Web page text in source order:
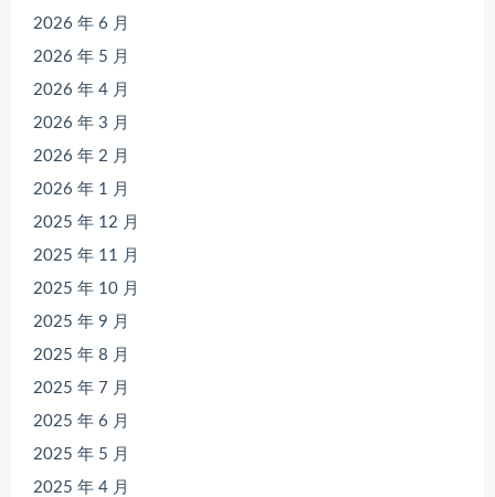
2026 年 6 月
2026 年 5 月
2026 年 4 月
2026 年 3 月
2026 年 2 月
2026 年 1 月
2025 年 12 月
2025 年 11 月
2025 年 10 月
2025 年 9 月
2025 年 8 月
2025 年 7 月
2025 年 6 月
2025 年 5 月
2025 年 4 月